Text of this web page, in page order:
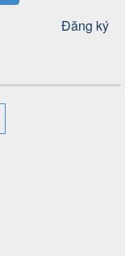
Đăng ký